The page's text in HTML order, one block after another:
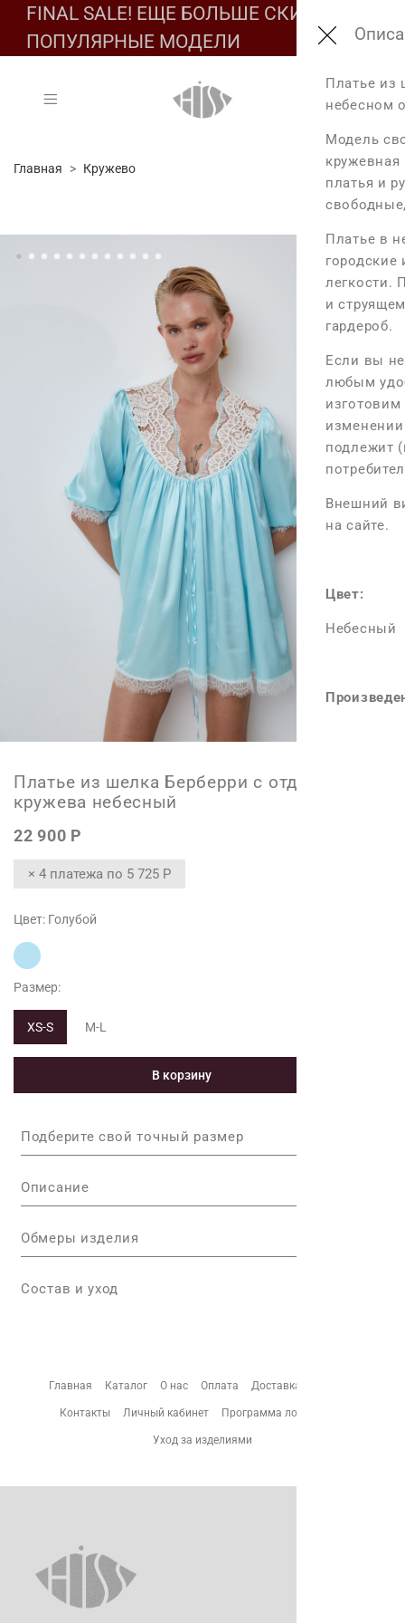
FINAL SALE! ЕЩЕ БОЛЬШЕ СКИДОК НА
ПОПУЛЯРНЫЕ МОДЕЛИ
Главная Кружево
Платье из шелка Берберри с отделкой из
кружева небесный
22 900 Р
× 4 платежа по 5 725 Р
В корзину
Цвет: Голубой
Размер:
XS-S M-L
Подберите свой точный размер
Описание
Обмеры изделия
Состав и уход
XS
Обмеры
Размер XS-
Длина
Длина
Длина
Размер M-L
Длина
Длина
Длина
поведения
Основа:
Уход за
- Бережная
- Не
-
- Сухая
Платье из
небесном
Модель
кружевная
платья и
Платье в
легкости.
и
гардероб.
Если вы
любым
подлежит
Внешний
на сайте.
Цвет:
Небесный
Главная Каталог О нас Оплата Доставка
Контакты Личный кабинет Программа лояльности
Уход за изделиями